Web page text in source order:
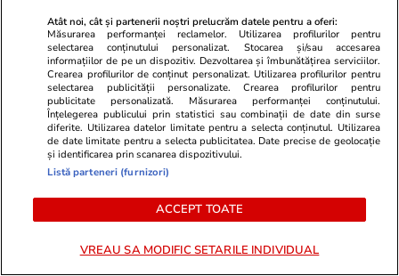
Știri România
Detalii în premieră despre
insula privată cu pensiune și 3
hectare de teren scoasă la
vânzare în Delta Dunării.
Proprietarul „lasă” 700.000 de
euro din prețul inițial
Doi germani salvați de pe cel
Atât noi, cât și partenerii noștri prelucrăm datele pentru a oferi:
Măsurarea performanței reclamelor. Utilizarea profilurilor pentru
selectarea conținutului personalizat. Stocarea și/sau accesarea
informațiilor de pe un dispozitiv. Dezvoltarea și îmbunătățirea serviciilor.
Crearea profilurilor de conținut personalizat. Utilizarea profilurilor pentru
selectarea publicității personalizate. Crearea profilurilor pentru
publicitate personalizată. Măsurarea performanței conținutului.
Înțelegerea publicului prin statistici sau combinații de date din surse
diferite. Utilizarea datelor limitate pentru a selecta conținutul. Utilizarea
de date limitate pentru a selecta publicitatea. Date precise de geolocație
și identificarea prin scanarea dispozitivului.
Listă parteneri (furnizori)
ACCEPT TOATE
VREAU SA MODIFIC SETARILE INDIVIDUAL